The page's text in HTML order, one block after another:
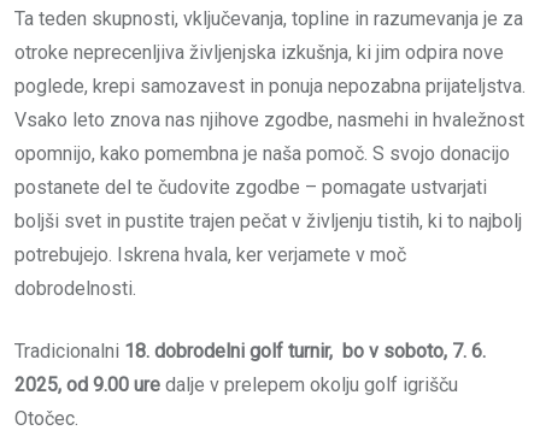
Ta teden skupnosti, vključevanja, topline in razumevanja je za
otroke neprecenljiva življenjska izkušnja, ki jim odpira nove
poglede, krepi samozavest in ponuja nepozabna prijateljstva.
Vsako leto znova nas njihove zgodbe, nasmehi in hvaležnost
opomnijo, kako pomembna je naša pomoč. S svojo donacijo
postanete del te čudovite zgodbe – pomagate ustvarjati
boljši svet in pustite trajen pečat v življenju tistih, ki to najbolj
potrebujejo. Iskrena hvala, ker verjamete v moč
dobrodelnosti.
Tradicionalni 18. dobrodelni golf turnir, bo v soboto, 7. 6.
2025, od 9.00 ure dalje v prelepem okolju golf igrišču
Otočec.